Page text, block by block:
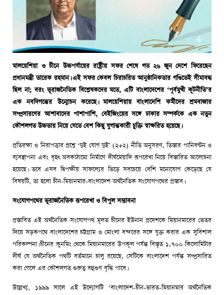
মালয়েশিয়া ও চীনে উচ্চপর্যায়ের রাষ্ট্রীয় সফর শেষে গত ২৬ জুন দেশে ফিরেছেন
প্রধানমন্ত্রী তারেক রহমান। এই সফর কেবল চিরাচরিত আনুষ্ঠানিকতার গণ্ডিতেই সীমাবদ্ধ
ছিল না; বরং ভূরাজনৈতিক বিশ্লেষকদের মতে, এটি বাংলাদেশের ‘পূর্বমুখী কূটনীতি’র
এক নবদিগন্তের উন্মোচন করেছে। মালয়েশিয়ায় বাংলাদেশি কর্মীদের শ্রমবাজার
সম্প্রসারণের আশাবাদের পাশাপাশি, বেইজিংয়ের সঙ্গে ঢাকার সম্পর্ককে এক নতুন
কৌশলগত উচ্চতায় নিয়ে যেতে বেশ কিছু যুগান্তকারী চুক্তি স্বাক্ষরিত হয়েছে।
প্রতিরক্ষা ও নিরাপত্তার প্রশ্নে ‘দুই যোগ দুই’ (২+২) নীতি অনুসরণ, তিস্তার পানিবণ্টন ও
ব্যবস্থাপনা এবং বৃহৎ অবকাঠামো নির্মাণে দীর্ঘমেয়াদি রূপরেখা নিয়ে বিস্তারিত আলোচনা
হয়েছে। তবে এসব দ্বিপক্ষীয় সাফল্যের ভিড়ে সবচেয়ে বেশি মনোযোগ কেড়েছে যে
বিষয়টি, তা হলো চীন-মিয়ানমার-বাংলাদেশ অর্থনৈতিক সংযোগপথের প্রস্তাব।
সংযোগপথের ভূরাজনৈতিক রূপরেখা ও বিপুল সম্ভাবনা
প্রস্তাবিত এই অর্থনৈতিক সংযোগপথ মূলত চীনের ইউনান প্রদেশকে মিয়ানমারের ভেতর
দিয়ে সড়কপথে বাংলাদেশের চট্টগ্রাম ও মোংলা বন্দরের সঙ্গে যুক্ত করার এক সুবিশাল
পরিকল্পনা। চীনের কুনমিং থেকে মিয়ানমারের উপকূল পর্যন্ত বিস্তৃত ১,৭০০ কিলোমিটার
দীর্ঘ যে অর্থনৈতিক পথটি বর্তমানে চালু রয়েছে, সেটিকে বাংলাদেশ পর্যন্ত সম্প্রসারিত
করা গেলে এর কৌশলগত গুরুত্ব বহুগুণ বৃদ্ধি পাবে।
উল্লেখ্য, ১৯৯৯ সালে এই উদ্যোগটি ‘বাংলাদেশ-চীন-ভারত-মিয়ানমার অর্থনৈতিক